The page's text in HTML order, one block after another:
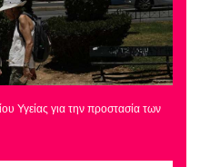
Υγείας για την προστασία των